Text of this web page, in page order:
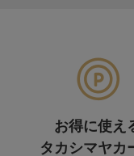
お得に使え
タカシマヤカ